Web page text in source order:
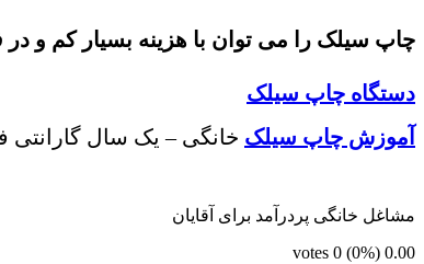
چاپ سیلک را می توان با هزینه بسیار کم و
دستگاه چاپ سیلک
آموزش چاپ سیلک خانگی – یک سال گارانتی فول تعویض – مواد اولیه
مشاغل خانگی پردرآمد برای آقایان
0.00
(0%)
0